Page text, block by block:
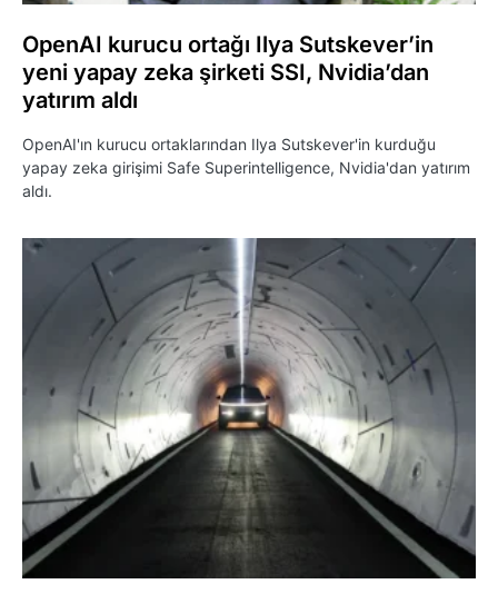
OpenAI kurucu ortağı Ilya Sutskever’in
yeni yapay zeka şirketi SSI, Nvidia’dan
yatırım aldı
OpenAI'ın kurucu ortaklarından Ilya Sutskever'in kurduğu
yapay zeka girişimi Safe Superintelligence, Nvidia'dan yatırım
aldı.